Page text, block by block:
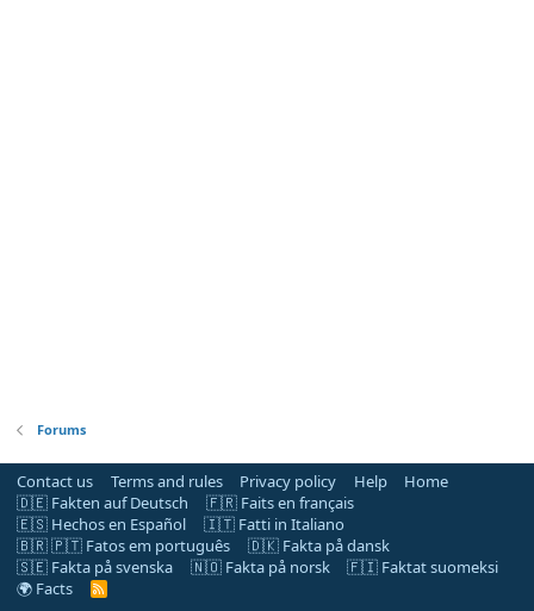
Forums
Contact us Terms and rules Privacy policy Help
Home
🇩🇪 Fakten auf Deutsch
🇫🇷 Faits en français
🇪🇸 Hechos en Español
🇮🇹 Fatti in Italiano
🇧🇷 🇵🇹 Fatos em português
🇩🇰 Fakta på dansk
🇸🇪 Fakta på svenska
🇳🇴 Fakta på norsk
🇫🇮 Faktat suomeksi
🌍 Facts
R